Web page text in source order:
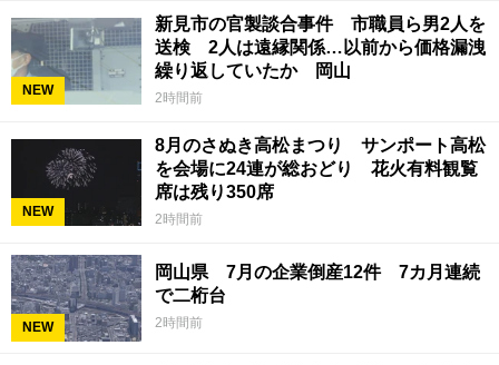
NEW
新見市の官製談合事件 市職員ら男2人を
送検 2人は遠縁関係…以前から価格漏洩
繰り返していたか 岡山
2時間前
NEW
8月のさぬき高松まつり サンポート高松
を会場に24連が総おどり 花火有料観覧
席は残り350席
2時間前
NEW
岡山県 7月の企業倒産12件 7カ月連続
で二桁台
2時間前